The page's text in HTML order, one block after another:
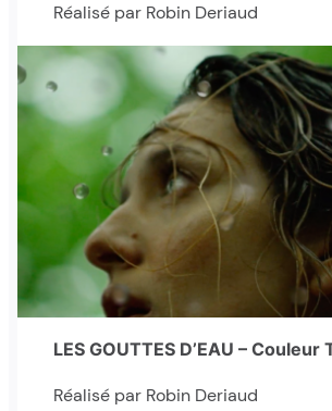
Réalisé par Robin Deriaud
LES GOUTTES D’EAU – Couleur
Réalisé par Robin Deriaud